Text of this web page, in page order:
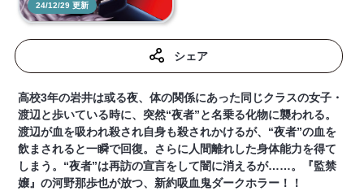
24/12/29 更新
シェア
高校3年の岩井は或る夜、体の関係にあった同じクラスの女子・
渡辺と歩いている時に、突然“夜者”と名乗る化物に襲われる。
渡辺が血を吸われ殺され自身も殺されかけるが、“夜者”の血を
飲まされると一瞬で回復。さらに人間離れした身体能力を得て
しまう。“夜者”は再訪の宣言をして闇に消えるが……。『監禁
嬢』の河野那歩也が放つ、新約吸血鬼ダークホラー！！